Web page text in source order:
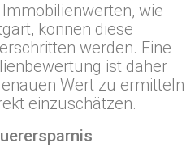
wie
können diese
werden. Eine
ist daher
Wert zu ermitteln
einzuschätzen.